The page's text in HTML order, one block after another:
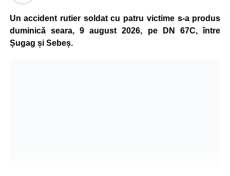
Ultimele știri din Sebeș
Minoră din Sebeș, urmărită și amenințată de un
bărbat căsătorit. Instanța a emis un ordin de
Un accident rutier soldat cu patru victime s-a produs
duminică seara, 9 august 2026, pe DN 67C, între
Șugag și Sebeș.